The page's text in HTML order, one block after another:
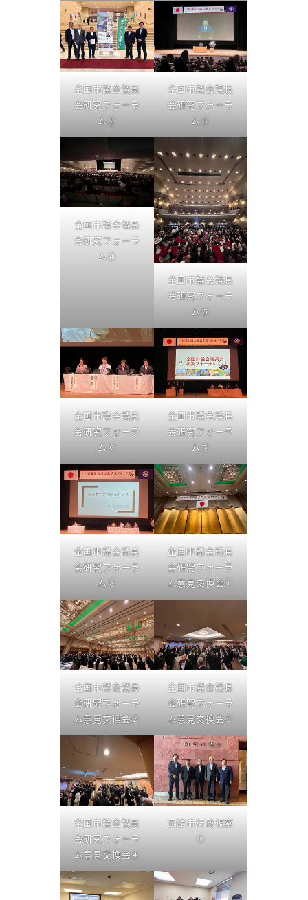
全国市議会議長
会研究フォーラ
ム②
全国市議会議長
会研究フォーラ
ム③
全国市議会議長
会研究フォーラ
ム④
全国市議会議長
会研究フォーラ
ム⑤
全国市議会議長
会研究フォーラ
ム⑥
全国市議会議長
会研究フォーラ
ム⑦
全国市議会議長
会研究フォーラ
ム⑧
全国市議会議長
会研究フォーラ
ム意見交換会①
全国市議会議長
会研究フォーラ
ム意見交換会②
全国市議会議長
会研究フォーラ
ム意見交換会③
全国市議会議長
会研究フォーラ
ム意見交換会④
函館市行政視察
①